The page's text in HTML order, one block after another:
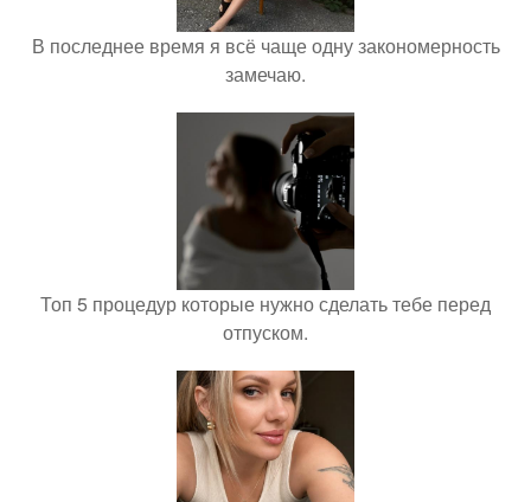
В последнее время я всё чаще одну закономерность
замечаю.
Топ 5 процедур которые нужно сделать тебе перед
отпуском.